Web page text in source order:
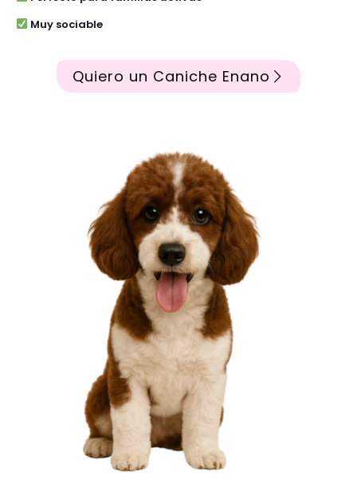
Muy sociable
Quiero un Caniche Enano